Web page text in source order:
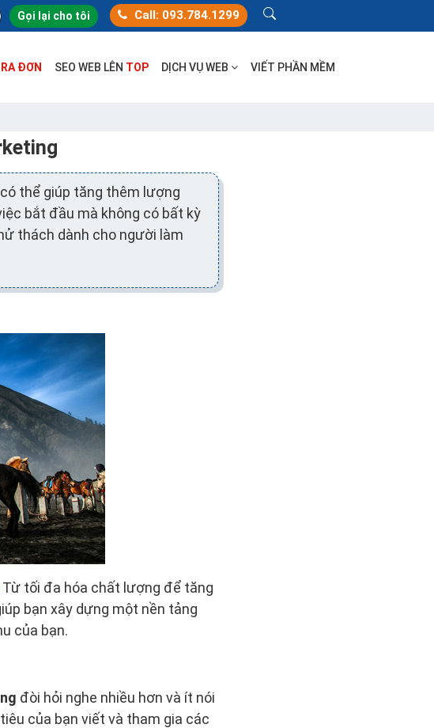
Gọi lại cho tôi Call: 093.784.1299
RA ĐƠN SEO WEB LÊN TOP DỊCH VỤ WEB VIẾT PHẦN MỀM
thể giúp tăng thêm lượng
bắt đầu mà không có bất kỳ
thách dành cho người làm
Từ tối đa hóa chất lượng để tăng
bạn xây dựng một nền tảng
của bạn.
đòi hỏi nghe nhiều hơn và ít nói
của bạn viết và tham gia các